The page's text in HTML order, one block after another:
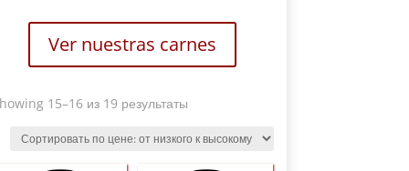
Ver nuestras carnes
15–16 из 19 результатыSorted
price:
от